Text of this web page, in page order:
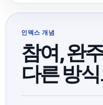
인덱스 개념
참여, 완
다른 방